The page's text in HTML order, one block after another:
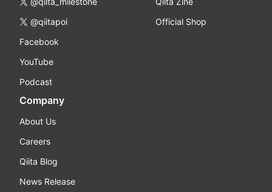
@qiitapoi
Facebook
YouTube
Podcast
Official Shop
Company
About Us
Careers
Qiita Blog
News Release